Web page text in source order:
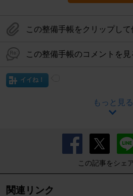
この整備手帳をクリップして
この整備手帳のコメントを見
イイね！
もっと見る
この記事をシェ
関連リンク